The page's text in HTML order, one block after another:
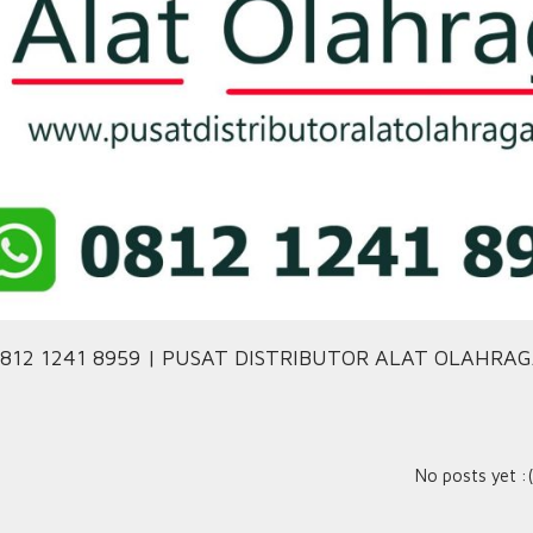
1241 8959 | PUSAT DISTRIBUTOR ALAT
No posts yet :(